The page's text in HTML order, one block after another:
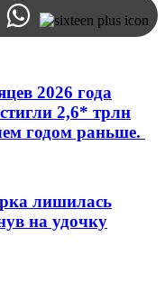
2026 года
2,6* трлн
годом раньше.
лишилась
на удочку